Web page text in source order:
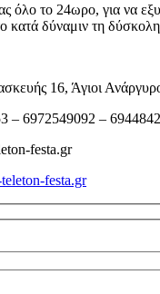
όλο το 24ωρο, για να
κατά δύναμιν τη
16, Άγιοι
– 6972549092 –
festa.gr
festa.gr